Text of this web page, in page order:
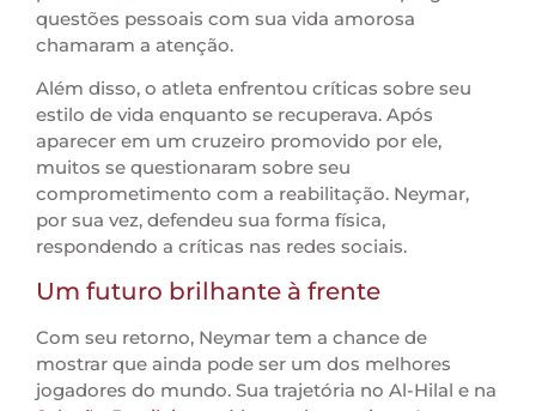
questões pessoais com sua vida amorosa
chamaram a atenção.
Além disso, o atleta enfrentou críticas sobre seu
estilo de vida enquanto se recuperava. Após
aparecer em um cruzeiro promovido por ele,
muitos se questionaram sobre seu
comprometimento com a reabilitação. Neymar,
por sua vez, defendeu sua forma física,
respondendo a críticas nas redes sociais.
Um futuro brilhante à frente
Com seu retorno, Neymar tem a chance de
mostrar que ainda pode ser um dos melhores
jogadores do mundo. Sua trajetória no Al-Hilal e na